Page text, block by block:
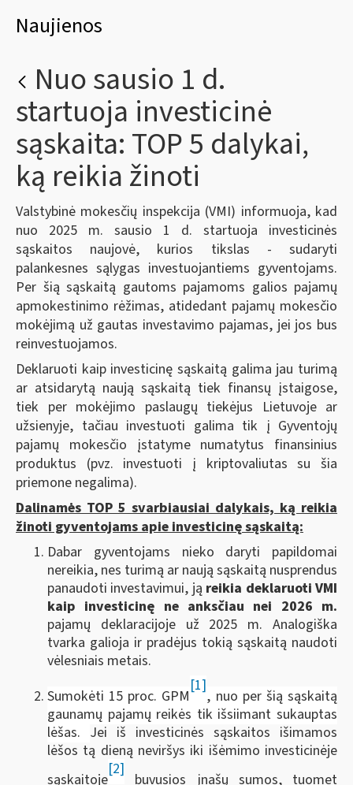
Naujienos
Nuo sausio 1 d.
startuoja investicinė
sąskaita: TOP 5 dalykai,
ką reikia žinoti
Valstybinė mokesčių inspekcija (VMI) informuoja, kad
nuo 2025 m. sausio 1 d. startuoja investicinės
sąskaitos naujovė, kurios tikslas - sudaryti
palankesnes sąlygas investuojantiems gyventojams.
Per šią sąskaitą gautoms pajamoms galios pajamų
apmokestinimo rėžimas, atidedant pajamų mokesčio
mokėjimą už gautas investavimo pajamas, jei jos bus
reinvestuojamos.
Deklaruoti kaip investicinę sąskaitą galima jau turimą
ar atsidarytą naują sąskaitą tiek finansų įstaigose,
tiek per mokėjimo paslaugų tiekėjus Lietuvoje ar
užsienyje, tačiau investuoti galima tik į Gyventojų
pajamų mokesčio įstatyme numatytus finansinius
produktus (pvz. investuoti į kriptovaliutas su šia
priemone negalima).
Dalinamės TOP 5 svarbiausiai dalykais, ką reikia
žinoti gyventojams apie investicinę sąskaitą:
Dabar gyventojams nieko daryti papildomai
nereikia, nes turimą ar naują sąskaitą nusprendus
panaudoti investavimui, ją reikia deklaruoti VMI
kaip investicinę ne anksčiau nei 2026 m.
pajamų deklaracijoje už 2025 m. Analogiška
tvarka galioja ir pradėjus tokią sąskaitą naudoti
vėlesniais metais.
Sumokėti 15 proc. GPM
[1]
, nuo per šią sąskaitą
gaunamų pajamų reikės tik išsiimant sukauptas
lėšas. Jei iš investicinės sąskaitos išimamos
lėšos tą dieną neviršys iki išėmimo investicinėje
sąskaitoje
[2]
buvusios įnašų sumos, tuomet